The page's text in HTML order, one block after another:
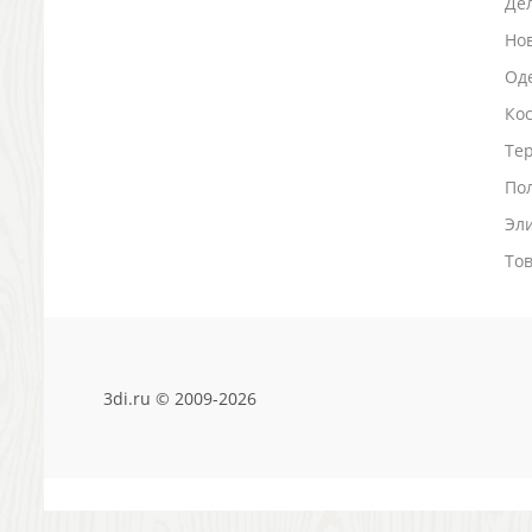
Визитницы настольные
3di.ru © 2009-2026